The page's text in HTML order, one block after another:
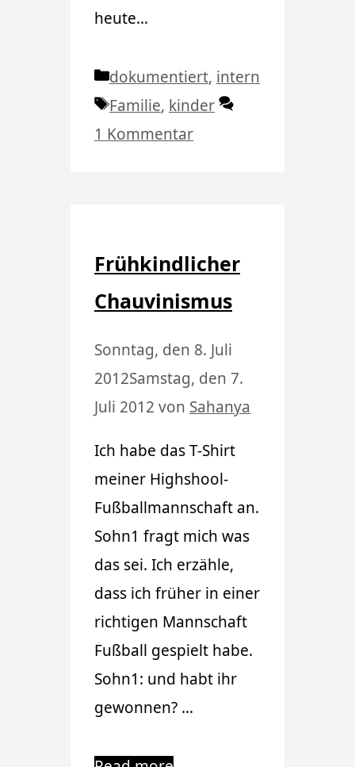
heute…
Kategorien
dokumentiert, intern
Schlagwörter
Familie, kinder
1 Kommentar
Frühkindlicher
Chauvinismus
Sonntag, den 8. Juli
2012Samstag, den 7.
Juli 2012 von Sahanya
Ich habe das T-Shirt
meiner Highshool-
Fußballmannschaft an.
Sohn1 fragt mich was
das sei. Ich erzähle,
dass ich früher in einer
richtigen Mannschaft
Fußball gespielt habe.
Sohn1: und habt ihr
gewonnen? …